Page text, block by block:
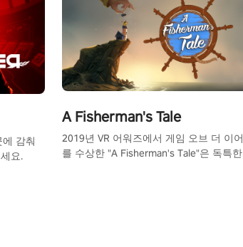
감춰
요.
A Fisherman's Tale
2019년 VR 어워즈에서 게임 오브 더 이어
를 수상한 "A Fisherman's Tale"은 독특한